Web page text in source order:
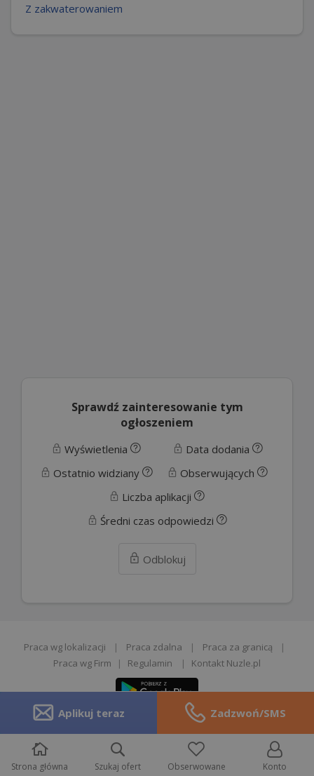
Aplikuj teraz Zadzwoń/SMS
Z zakwaterowaniem
Sprawdź zainteresowanie tym
ogłoszeniem
Wyświetlenia
Data dodania
Ostatnio widziany
Obserwujących
Liczba aplikacji
Średni czas odpowiedzi
Odblokuj
Strona główna Szukaj ofert Obserwowane Konto
Praca wg lokalizacji | Praca zdalna | Praca za granicą
|
Praca wg Firm
| Regulamin | Kontakt Nuzle.pl